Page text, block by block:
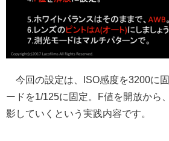
今回の設定は、ISO感度を3200に
ードを1/125に固定。F値を開放から
影していくという実践内容です。